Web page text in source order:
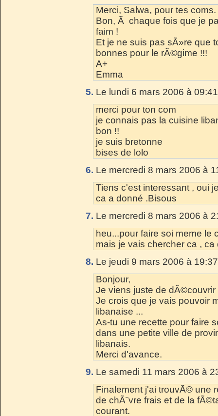
Merci, Salwa, pour tes coms.
Bon, Ã chaque fois que je
faim !
Et je ne suis pas sÃ»re que
bonnes pour le rÃ©gime !!!
A+
Emma
5. Le lundi 6 mars 2006 à
merci pour ton com
je connais pas la cuisine
bon !!
je suis bretonne
bises de lolo
6. Le mercredi 8 mars 2006 à
Tiens c'est interessant , oui
ca a donné .Bisous
7. Le mercredi 8 mars 2006 à
heu...pour faire soi meme le
mais je vais chercher ca ,
8. Le jeudi 9 mars 2006 à
Bonjour,
Je viens juste de
Je crois que je vais pouvoir
libanaise ...
As-tu une recette pour faire
dans une petite ville de
libanais.
Merci d'avance.
9. Le samedi 11 mars 2006 à
Finalement j'ai trouvÃ© une
de chÃ¨vre frais et de la
courant.